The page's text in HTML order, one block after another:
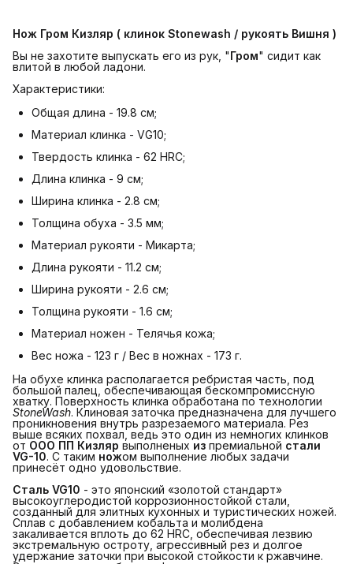
Нож Гром Кизляр ( клинок Stonewash / рукоять Вишня )
Вы не захотите выпускать его из рук, "Гром" сидит как
влитой в любой ладони.
Характеристики:
Общая длина - 19.8 см;
Материал клинка - VG10;
Твердость клинка - 62 HRC;
Длина клинка - 9 см;
Ширина клинка - 2.8 см;
Толщина обуха - 3.5 мм;
Материал рукояти - Микарта;
Длина рукояти - 11.2 см;
Ширина рукояти - 2.6 см;
Толщина рукояти - 1.6 см;
Материал ножен - Телячья кожа;
Вес ножа - 123 г / Вес в ножнах - 173 г.
На обухе клинка располагается ребристая часть, под
большой палец, обеспечивающая бескомпромиссную
хватку. Поверхность клинка обработана по технологии
StoneWash. Клиновая заточка предназначена для лучшего
проникновения внутрь разрезаемого материала. Рез
выше всяких похвал, ведь это один из немногих клинков
от ООО ПП Кизляр выполненых из премиальной стали
VG-10. С таким ножом выполнение любых задачи
принесёт одно удовольствие.
Сталь VG10 - это японский «золотой стандарт»
высокоуглеродистой коррозионностойкой стали,
созданный для элитных кухонных и туристических ножей.
Сплав с добавлением кобальта и молибдена
закаливается вплоть до 62 HRC, обеспечивая лезвию
экстремальную остроту, агрессивный рез и долгое
удержание заточки при высокой стойкости к ржавчине.